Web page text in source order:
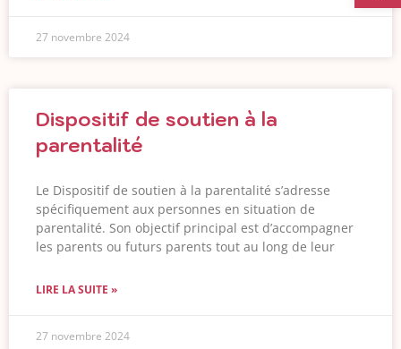
27 novembre 2024
Dispositif de soutien à la
parentalité
Le Dispositif de soutien à la parentalité s’adresse
spécifiquement aux personnes en situation de
parentalité. Son objectif principal est d’accompagner
les parents ou futurs parents tout au long de leur
LIRE LA SUITE »
27 novembre 2024